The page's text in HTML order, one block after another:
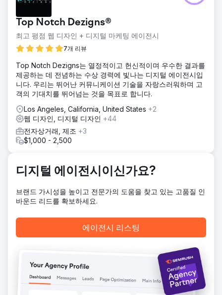
시장에서 잠재 고객을 확보해야 했습니다. 웹사이트는 전국적
인 키워드 검색 범위가 부족하고, 확장 가능한 서비스 페이지
구조를 갖추고 있지 않았으며, 핵심 지역 시장 외에서는 검색
노출도가 낮아 국내 인력 채용 검색에서 성장을 저해했습니다.
솔루션
인 SEO 및 웹사이트 최적화 전략을 실행했습니다. 구체적인
내용은 다음과 같습니다. 전국적인 검색 수요를 충족하기 위해
서비스 및 지역 콘텐츠를 재구성했습니다. 전국적인 검색 의도
를 가진 국내 인력 채용 키워드에 대한 온페이지 SEO를 최적
화했습니다. 리드 생성을 위한 웹사이트 성능, 사용성 및 전환
경로를 개선했습니다. Semrush의 키워드 조사, 사이트 분석
및 경쟁 분석을 활용하여 대규모 순위 향상 기회를 파악했습니
다.
인 성장을 달성했습니다. 미국 여러 시장에서 유기적 검색 노
출도 증가, 가사 도우미 및 가사 서비스 관련 키워드에서 1페이
증가, 유기적 검색에서의 브랜드 인지도 강화로 확장 가능한
리드 생성 지원. SEO는 Colonial Agency의 신뢰할 수 있는 전
에이전시 페이지로 이동
Top Notch Dezigns®
최고 평점 웹 디자인 + 디지털 마케팅 에이전시
7개 리뷰
Top Notch Dezigns는 열정적이고 헌신적이며 우수한 결과를
제공하는 데 전념하는 수상 경력에 빛나는 디지털 에이전시입
니다. 우리는 뛰어난 커뮤니케이션 기술을 자랑스러워하며 고
객의 기대치를 뛰어넘는 것을 목표로 합니다.
Los Angeles, California, United States +2
웹 디자인, 디지털 디자인 +44
전자상거래, 제조 +3
$1,000 - 2,500
디지털 에이전시이신가요?
브랜드 가시성을 높이고 전문가의 도움을 찾고 있는 고품질 인
바운드 리드를 확보하세요.
에이전시 리스팅